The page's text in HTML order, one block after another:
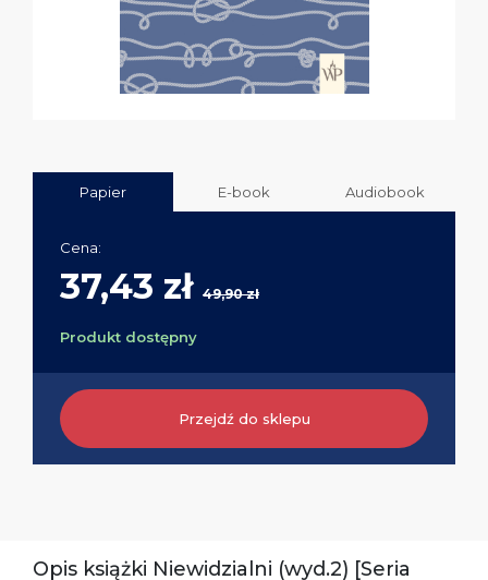
Papier E-book Audiobook
Cena:
37,43 zł 49,90 zł
Produkt dostępny
Przejdź do sklepu
Opis książki Niewidzialni (wyd.2) [Seria